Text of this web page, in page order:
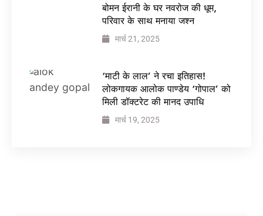
बोमन ईरानी के घर नवरोज की धूम,
परिवार के साथ मनाया जश्न
मार्च 21, 2025
‘माटी के लाल’ ने रचा इतिहास!
लोकगायक आलोक पाण्डेय ‘गोपाल’ को
मिली डॉक्टरेट की मानद उपाधि
मार्च 19, 2025